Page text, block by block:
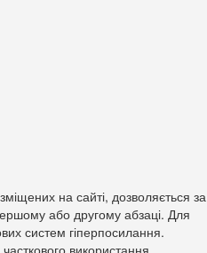
на сайті, дозволяється за
або другому абзаці. Для
систем гіперпосилання.